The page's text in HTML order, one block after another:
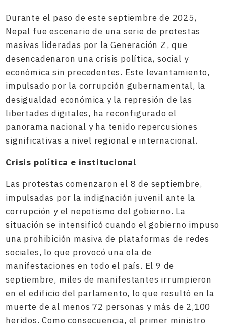
Durante el paso de este septiembre de 2025,
Nepal fue escenario de una serie de protestas
masivas lideradas por la Generación Z, que
desencadenaron una crisis política, social y
económica sin precedentes. Este levantamiento,
impulsado por la corrupción gubernamental, la
desigualdad económica y la represión de las
libertades digitales, ha reconfigurado el
panorama nacional y ha tenido repercusiones
significativas a nivel regional e internacional.
Crisis política e institucional
Las protestas comenzaron el 8 de septiembre,
impulsadas por la indignación juvenil ante la
corrupción y el nepotismo del gobierno. La
situación se intensificó cuando el gobierno impuso
una prohibición masiva de plataformas de redes
sociales, lo que provocó una ola de
manifestaciones en todo el país. El 9 de
septiembre, miles de manifestantes irrumpieron
en el edificio del parlamento, lo que resultó en la
muerte de al menos 72 personas y más de 2,100
heridos. Como consecuencia, el primer ministro